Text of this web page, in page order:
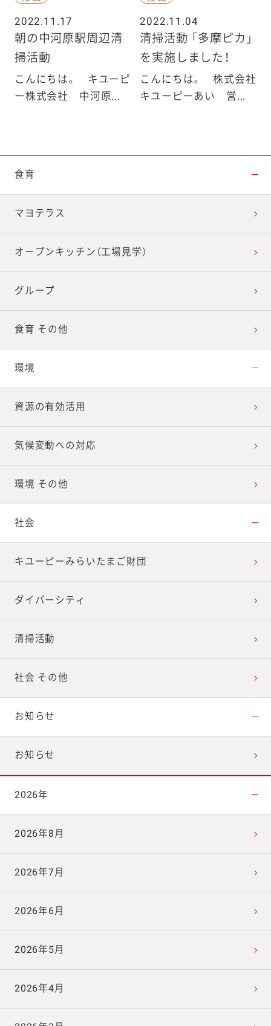
2022.11.17
朝の中河原駅周辺清
掃活動
こんにちは。 キユーピ
ー株式会社 中河原...
2022.11.04
清掃活動 「多摩ピカ」
を実施しました！
こんにちは。 株式会社
キユーピーあい 営...
食育
マヨテラス
オープンキッチン（工場見学）
グループ
食育 その他
環境
資源の有効活用
気候変動への対応
環境 その他
社会
キユーピーみらいたまご財団
ダイバーシティ
清掃活動
社会 その他
お知らせ
お知らせ
2026年
2026年8月
2026年7月
2026年6月
2026年5月
2026年4月